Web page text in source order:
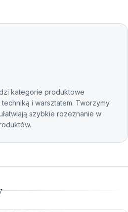
kategorie produktowe
i warsztatem. Tworzymy
szybkie rozeznanie w